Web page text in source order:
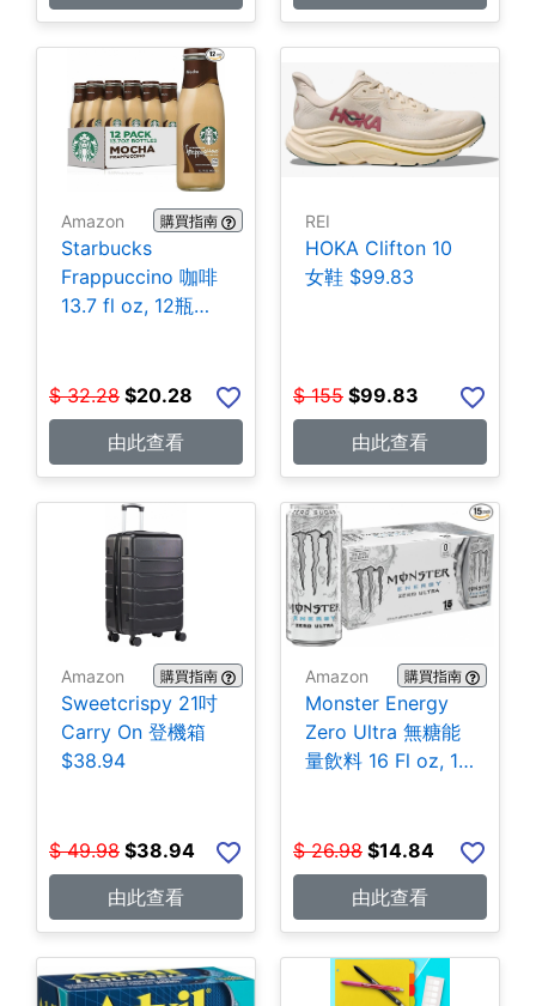
Amazon 購買指南
Starbucks
Frappuccino 咖啡
13.7 fl oz, 12瓶
$ 32.28 $20.28
由此查看
REI
HOKA Clifton 10
女鞋 $99.83
$ 155 $99.83
由此查看
Amazon 購買指南
Sweetcrispy 21吋
Carry On 登機箱
$38.94
$ 49.98 $38.94
由此查看
Amazon 購買指南
Monster Energy
Zero Ultra 無糖能
量飲料 16 Fl oz, 15
$ 26.98 $14.84
由此查看